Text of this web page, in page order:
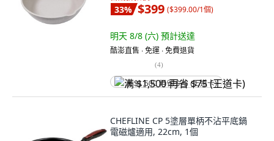
33% $399 ($399.00/1個)
明天 8/8 (六) 預計送達
酷澎直售 ∙ 免運 ∙ 免費退貨
(4)
满 $1,500 再省 $75 (王道卡)
CHEFLINE CP 5塗層單柄不沾平底鍋
電磁爐適用, 22cm, 1個